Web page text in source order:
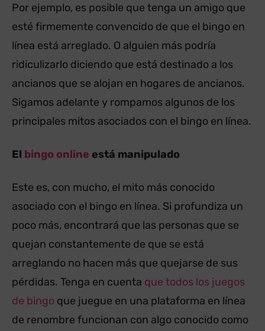
Por ejemplo, es posible que tenga un amigo que
esté firmemente convencido de que el bingo en
línea está arreglado. O alguien más podría
ridiculizarlo diciendo que está destinado a los
ancianos que se alojan en hogares de ancianos.
Sigamos adelante y rompamos algunos de los
principales mitos asociados con el bingo en línea.
El bingo online está manipulado
Este es, con mucho, el mito más conocido
asociado con el bingo en línea. Si profundiza un
poco más, encontrará que las personas que se
quejan constantemente de que se está
arreglando no hacen más que quejarse de sus
pérdidas. Tenga en cuenta que todos los juegos
de bingo que juegue en una plataforma en línea
de renombre funcionan con algo conocido como